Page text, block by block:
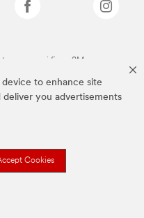
to enhance site
deliver you advertisements
Cookies
towarowymi firmy 3M.